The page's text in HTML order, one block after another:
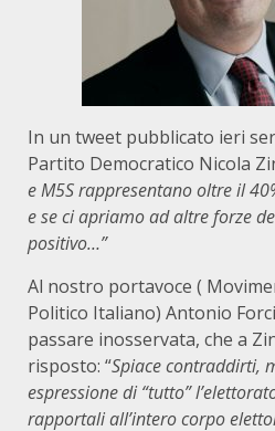
In un tweet pubblicato ieri
Partito Democratico Nicola
e M5S rappresentano oltre il
e se ci apriamo ad altre forze
positivo…”
Al nostro portavoce (
Politico Italiano) Antonio
passare inosservata, che a
risposto: “Spiace contraddirti,
espressione di “tutto”
rapportali all’intero corpo